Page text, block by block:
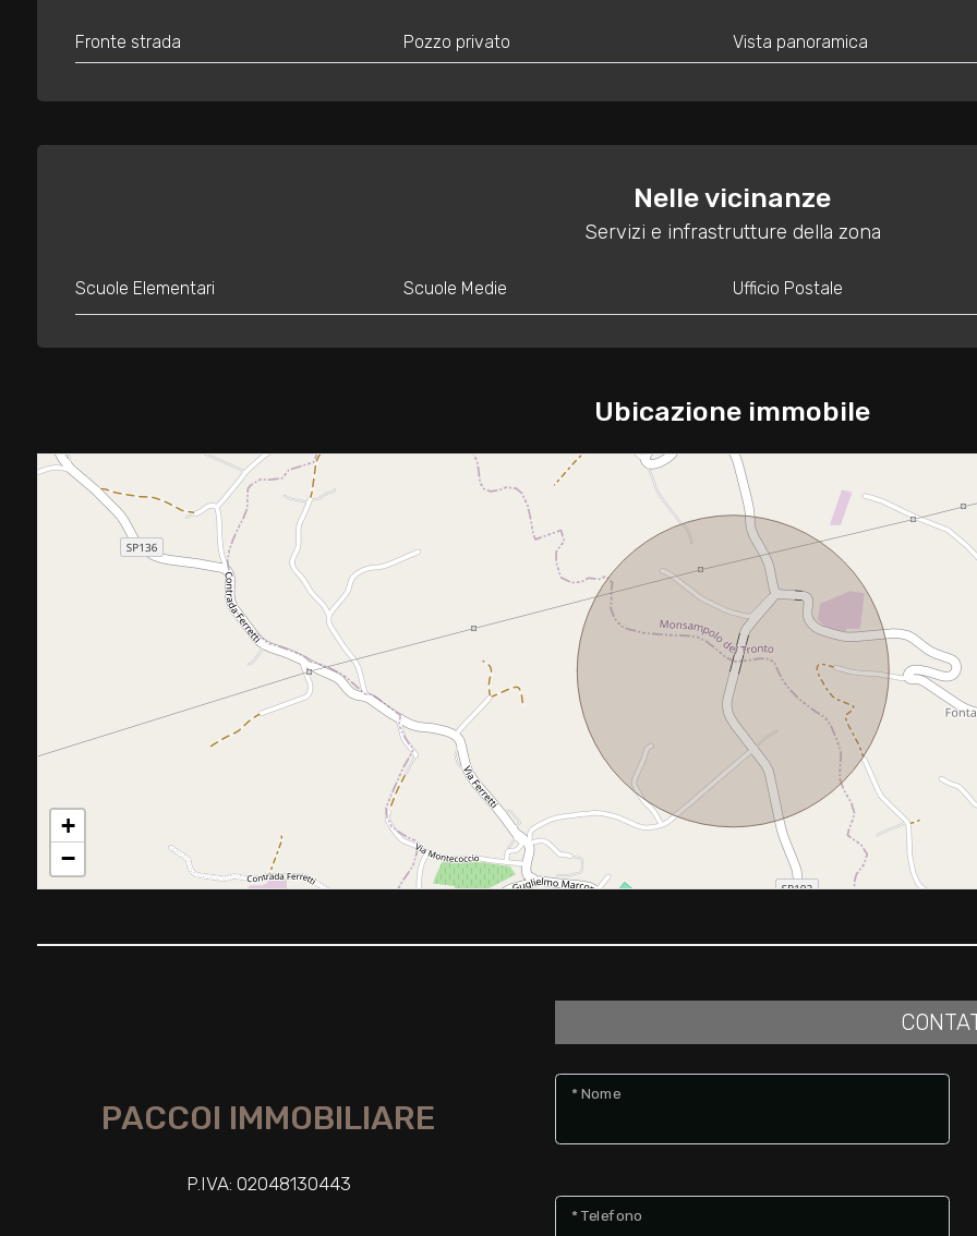
Fronte strada Pozzo privato Vista panoramica
Nelle vicinanze
Servizi e infrastrutture della zona
Scuole Elementari Scuole Medie Ufficio Postale
Ubicazione immobile
+
−
PACCOI IMMOBILIARE
P.IVA: 02048130443
* Nome
* Telefono
5+
2
3
4